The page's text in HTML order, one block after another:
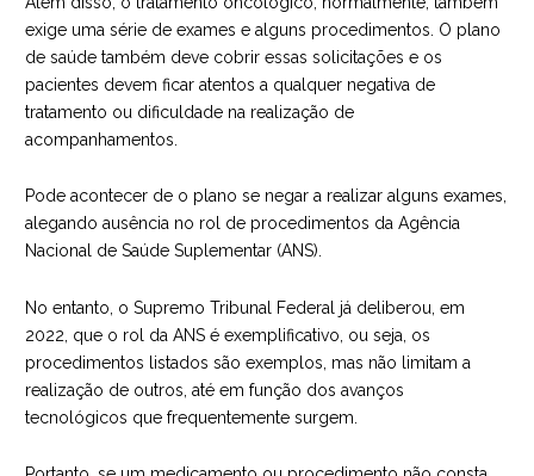
exige uma série de exames e alguns procedimentos. O plano
de saúde também deve cobrir essas solicitações e os
pacientes devem ficar atentos a qualquer negativa de
tratamento ou dificuldade na realização de
acompanhamentos.
Pode acontecer de o plano se negar a realizar alguns exames,
alegando ausência no rol de procedimentos da Agência
Nacional de Saúde Suplementar (ANS).
No entanto, o Supremo Tribunal Federal já deliberou, em
2022, que o rol da ANS é exemplificativo , ou seja, os
procedimentos listados são exemplos, mas não limitam a
realização de outros, até em função dos avanços
tecnológicos que frequentemente surgem.